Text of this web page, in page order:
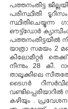
പത്തനംതിട്ട
പരിസ്ഥിതി
സ്ഥിതിചെയ്യുന്ന
ഔട്ട്ഡോർ
പത്തനംതിട്ടയിൽ
യാത്രാ സമയം 2
കിലോമീറ്റർ
നിന്നും 28 കി.
താലൂക്കിലെ
ടൈഗർ
കഴിയും .